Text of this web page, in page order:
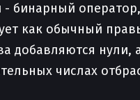
- бинарный
как обычный
добавляются нули,
числах